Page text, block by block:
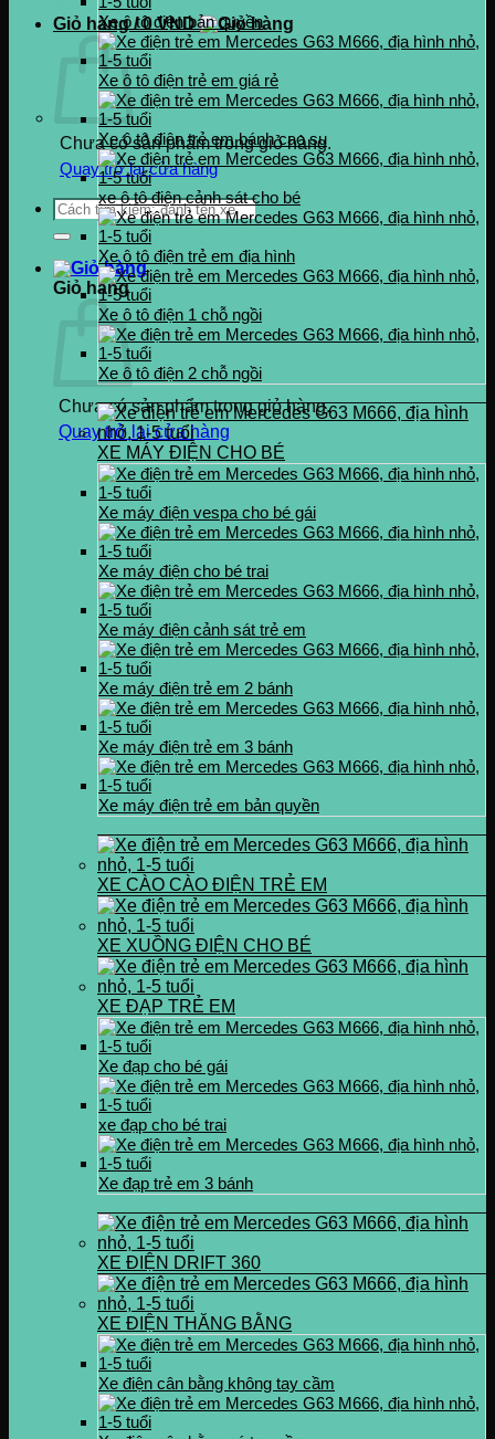
Giỏ hàng /0VND
Chưa có sản phẩm trong giỏ hàng.
Quay trở lại cửa hàng
Tìm
kiếm:
Giỏ hàng
Chưa có sản phẩm trong giỏ hàng.
Quay trở lại cửa hàng
Xe ô tô điện bản quyền
Xe ô tô điện trẻ em giá rẻ
Xe ô tô điện trẻ em bánh cao su
xe ô tô điện cảnh sát cho bé
Xe ô tô điện trẻ em địa hình
Xe ô tô điện 1 chỗ ngồi
Xe ô tô điện 2 chỗ ngồi
XE MÁY ĐIỆN CHO BÉ
Xe máy điện vespa cho bé gái
Xe máy điện cho bé trai
Xe máy điện cảnh sát trẻ em
Xe máy điện trẻ em 2 bánh
Xe máy điện trẻ em 3 bánh
Xe máy điện trẻ em bản quyền
XE CÀO CÀO ĐIỆN TRẺ EM
XE XUỒNG ĐIỆN CHO BÉ
XE ĐẠP TRẺ EM
Xe đạp cho bé gái
xe đạp cho bé trai
Xe đạp trẻ em 3 bánh
XE ĐIỆN DRIFT 360
XE ĐIỆN THĂNG BẰNG
Xe điện cân bằng không tay cầm